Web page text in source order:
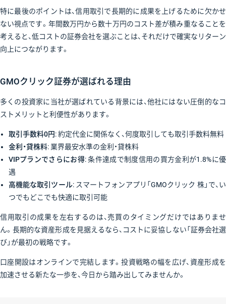
特に最後のポイントは、信用取引で長期的に成果を上げるために欠かせ
ない視点です。年間数万円から数十万円のコスト差が積み重なることを
考えると、低コストの証券会社を選ぶことは、それだけで確実なリターン
向上につながります。
GMOクリック証券が選ばれる理由
多くの投資家に当社が選ばれている背景には、他社にはない圧倒的なコ
ストメリットと利便性があります。
取引手数料0円: 約定代金に関係なく、何度取引しても取引手数料無料
金利・貸株料: 業界最安水準の金利・貸株料
VIPプランでさらにお得: 条件達成で制度信用の買方金利が1.8%に優
遇
高機能な取引ツール: スマートフォンアプリ「GMOクリック 株」で、い
つでもどこでも快適に取引可能
信用取引の成果を左右するのは、売買のタイミングだけではありませ
ん。長期的な資産形成を見据えるなら、コストに妥協しない「証券会社選
び」が最初の戦略です。
口座開設はオンラインで完結します。投資戦略の幅を広げ、資産形成を
加速させる新たな一歩を、今日から踏み出してみませんか。